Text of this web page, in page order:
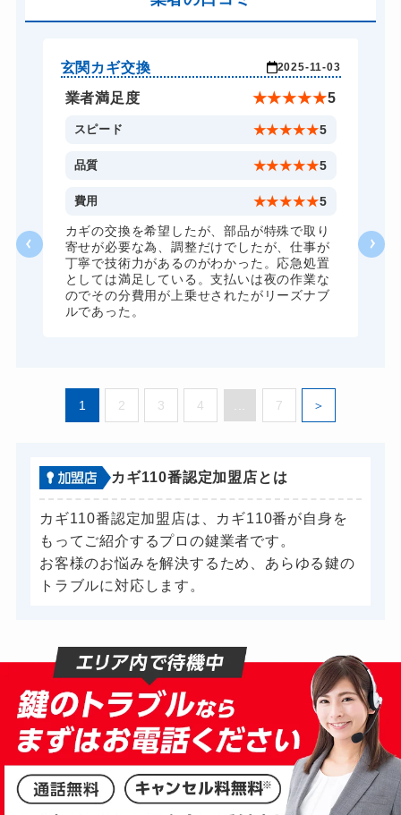
金庫カギ開け 14,300円～(税込)
金庫カギ修理 11,000円～(税込)
金庫カギ交換 11,000円～(税込)
ロッカーカギ開け 8,800円～(税込)
11,000円～(税込)
玄関カギ交換 2025-11-03
業者満足度 ★★★★★5
スピード ★★★★★5
品質 ★★★★★5
費用 ★★★★★5
カギの交換を希望したが、部品が特殊で取り
寄せが必要な為、調整だけでしたが、仕事が
丁寧で技術力があるのがわかった。応急処置
としては満足している。支払いは夜の作業な
のでその分費用が上乗せされたがリーズナブ
ルであった。
1 2 3 4 7
カギ110番認定加盟店とは
カギ110番認定加盟店は、カギ110番が自身を
もってご紹介するプロの鍵業者です。
お客様のお悩みを解決するため、あらゆる鍵の
トラブルに対応します。